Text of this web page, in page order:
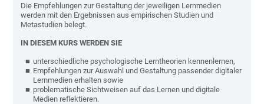
Die Empfehlungen zur Gestaltung der jeweiligen Lernmedien
werden mit den Ergebnissen aus empirischen Studien und
Metastudien belegt.
IN DIESEM KURS WERDEN SIE
unterschiedliche psychologische Lerntheorien kennenlernen,
Empfehlungen zur Auswahl und Gestaltung passender digitaler
Lernmedien erhalten sowie
problematische Sichtweisen auf das Lernen und digitale
Medien reflektieren.